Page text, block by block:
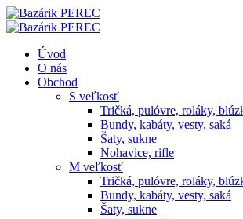
Úvod
O nás
Obchod
S veľkosť
Tričká, pulóvre, roláky,
Bundy, kabáty, vesty, saká
Šaty, sukne
Nohavice, rifle
M veľkosť
Tričká, pulóvre, roláky,
Bundy, kabáty, vesty, saká
Šaty, sukne